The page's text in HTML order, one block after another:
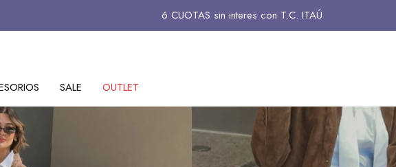
6 CUOTAS sin interes con T.C. ITAÚ
SALE OUTLET